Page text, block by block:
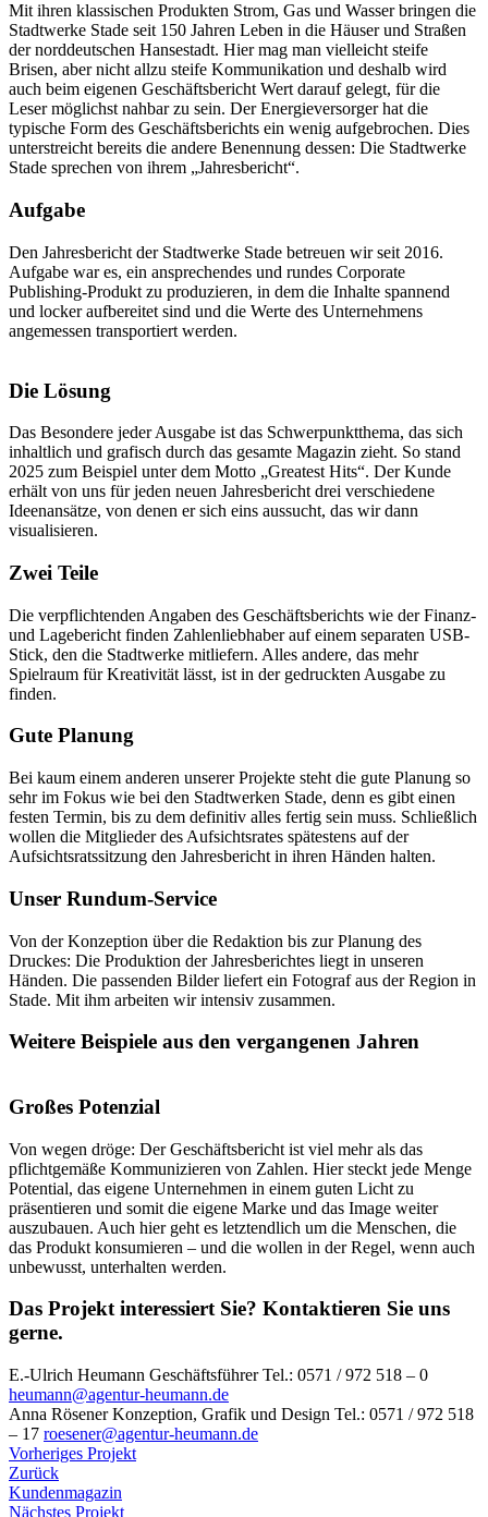
Mit ihren klassischen Produkten Strom, Gas und Wasser bringen die
Stadtwerke Stade seit 150 Jahren Leben in die Häuser und Straßen
der norddeutschen Hansestadt. Hier mag man vielleicht steife
Brisen, aber nicht allzu steife Kommunikation und deshalb wird
auch beim eigenen Geschäftsbericht Wert darauf gelegt, für die
Leser möglichst nahbar zu sein. Der Energieversorger hat die
typische Form des Geschäftsberichts ein wenig aufgebrochen. Dies
unterstreicht bereits die andere Benennung dessen: Die Stadtwerke
Stade sprechen von ihrem „Jahresbericht“.
Aufgabe
Den Jahresbericht der Stadtwerke Stade betreuen wir seit 2016.
Aufgabe war es, ein ansprechendes und rundes Corporate
Publishing-Produkt zu produzieren, in dem die Inhalte spannend
und locker aufbereitet sind und die Werte des Unternehmens
angemessen transportiert werden.
Die Lösung
Das Besondere jeder Ausgabe ist das Schwerpunktthema, das sich
inhaltlich und grafisch durch das gesamte Magazin zieht. So stand
2025 zum Beispiel unter dem Motto „Greatest Hits“. Der Kunde
erhält von uns für jeden neuen Jahresbericht drei verschiedene
Ideenansätze, von denen er sich eins aussucht, das wir dann
visualisieren.
Zwei Teile
Die verpflichtenden Angaben des Geschäftsberichts wie der Finanz-
und Lagebericht finden Zahlenliebhaber auf einem separaten USB-
Stick, den die Stadtwerke mitliefern. Alles andere, das mehr
Spielraum für Kreativität lässt, ist in der gedruckten Ausgabe zu
finden.
Gute Planung
Bei kaum einem anderen unserer Projekte steht die gute Planung so
sehr im Fokus wie bei den Stadtwerken Stade, denn es gibt einen
festen Termin, bis zu dem definitiv alles fertig sein muss. Schließlich
wollen die Mitglieder des Aufsichtsrates spätestens auf der
Aufsichtsratssitzung den Jahresbericht in ihren Händen halten.
Unser Rundum-Service
Von der Konzeption über die Redaktion bis zur Planung des
Druckes: Die Produktion der Jahresberichtes liegt in unseren
Händen. Die passenden Bilder liefert ein Fotograf aus der Region in
Stade. Mit ihm arbeiten wir intensiv zusammen.
Weitere Beispiele aus den vergangenen Jahren
Großes Potenzial
Von wegen dröge: Der Geschäftsbericht ist viel mehr als das
pflichtgemäße Kommunizieren von Zahlen. Hier steckt jede Menge
Potential, das eigene Unternehmen in einem guten Licht zu
präsentieren und somit die eigene Marke und das Image weiter
auszubauen. Auch hier geht es letztendlich um die Menschen, die
das Produkt konsumieren – und die wollen in der Regel, wenn auch
unbewusst, unterhalten werden.
Das Projekt interessiert Sie? Kontaktieren Sie uns
gerne.
E.-Ulrich Heumann Geschäftsführer Tel.: 0571 / 972 518 – 0
heumann@agentur-heumann.de
Anna Rösener Konzeption, Grafik und Design Tel.: 0571 / 972 518
– 17 roesener@agentur-heumann.de
Vorheriges Projekt
Zurück
Kundenmagazin
Nächstes Projekt